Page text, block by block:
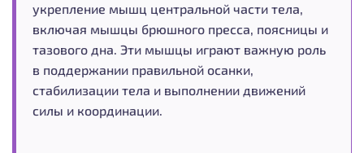
укрепление мышц центральной части тела,
включая мышцы брюшного пресса, поясницы и
тазового дна. Эти мышцы играют важную роль
в поддержании правильной осанки,
стабилизации тела и выполнении движений
силы и координации.